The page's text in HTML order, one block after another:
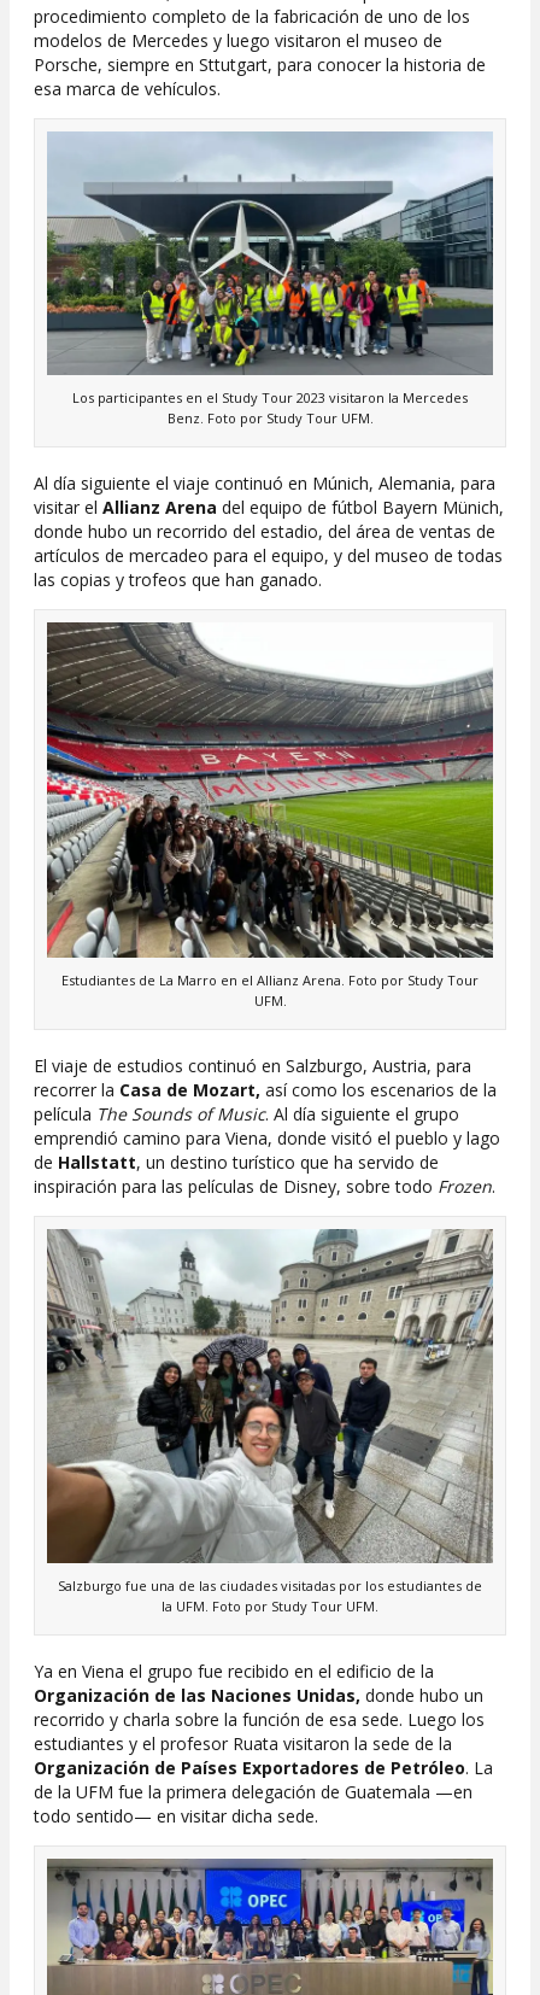
procedimiento completo de la fabricación de uno de los
modelos de Mercedes y luego visitaron el museo de
Porsche, siempre en Sttutgart, para conocer la historia de
esa marca de vehículos.
Los participantes en el Study Tour 2023 visitaron la Mercedes
Benz. Foto por Study Tour UFM.
Al día siguiente el viaje continuó en Múnich, Alemania, para
visitar el Allianz Arena del equipo de fútbol Bayern Münich,
donde hubo un recorrido del estadio, del área de ventas de
artículos de mercadeo para el equipo, y del museo de todas
las copias y trofeos que han ganado.
Estudiantes de La Marro en el Allianz Arena. Foto por Study Tour
UFM.
El viaje de estudios continuó en Salzburgo, Austria, para
recorrer la Casa de Mozart, así como los escenarios de la
película The Sounds of Music. Al día siguiente el grupo
emprendió camino para Viena, donde visitó el pueblo y lago
de Hallstatt, un destino turístico que ha servido de
inspiración para las películas de Disney, sobre todo Frozen.
Salzburgo fue una de las ciudades visitadas por los estudiantes de
la UFM. Foto por Study Tour UFM.
Ya en Viena el grupo fue recibido en el edificio de la
Organización de las Naciones Unidas, donde hubo un
recorrido y charla sobre la función de esa sede. Luego los
estudiantes y el profesor Ruata visitaron la sede de la
Organización de Países Exportadores de Petróleo. La
de la UFM fue la primera delegación de Guatemala —en
todo sentido— en visitar dicha sede.